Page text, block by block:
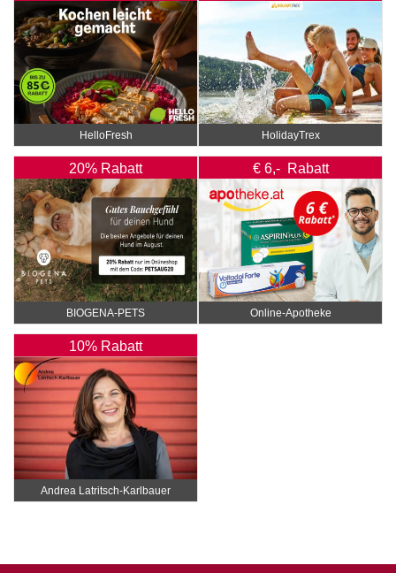
HelloFresh HolidayTrex
20% Rabatt
BIOGENA-PETS
€ 6,- Rabatt
Online‑Apotheke
10% Rabatt
Andrea Latritsch-Karlbauer